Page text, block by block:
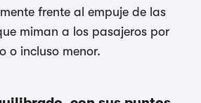
frente al empuje de las
miman a los pasajeros por
o incluso menor.